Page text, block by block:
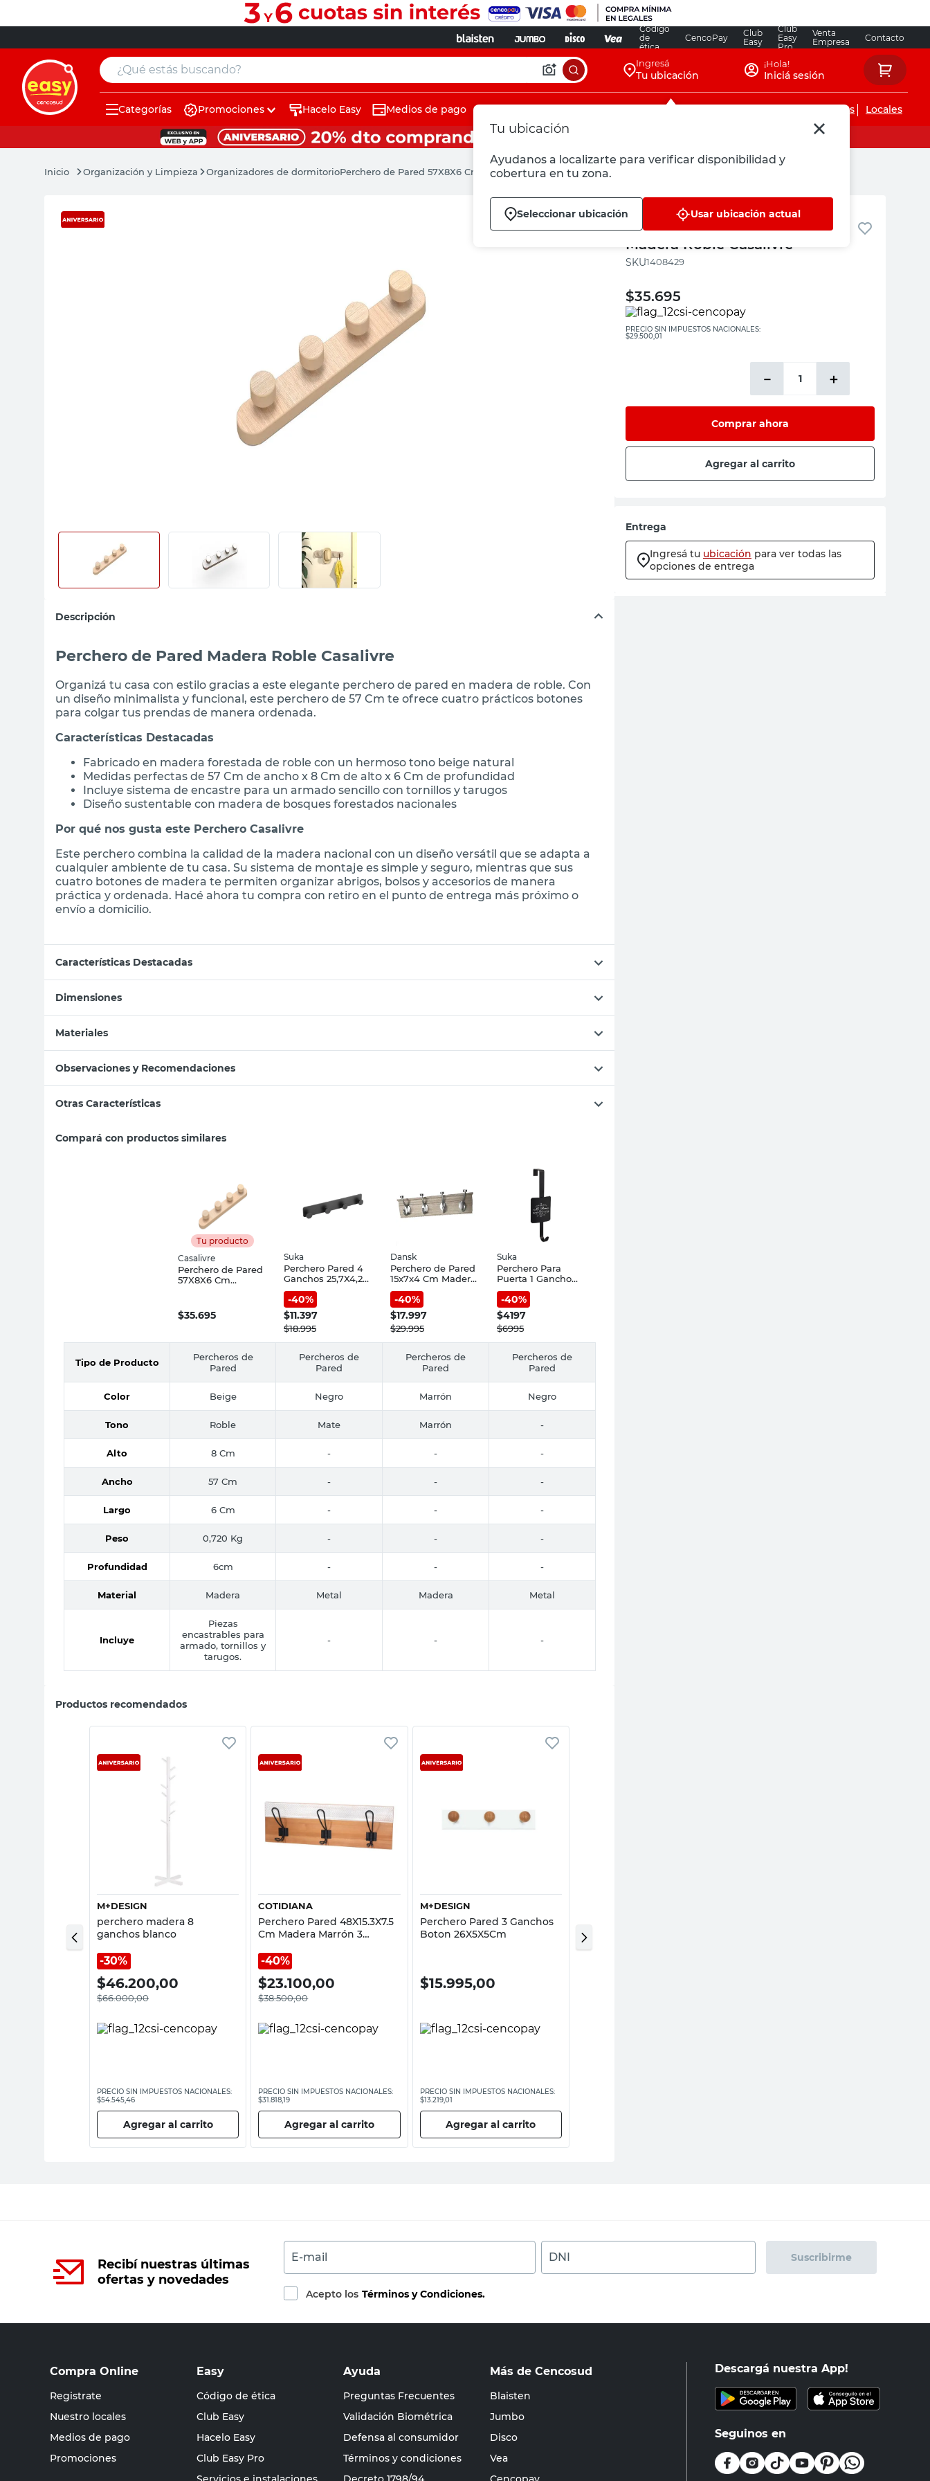
Código
de
ética
CencoPay
Club
Easy
Club
Easy
Pro
Venta
Empresa
Contacto
¿Qué estás buscando? Ingresá
Tu ubicación
Tu ubicación
Ayudanos a localizarte para verificar disponibilidad y
cobertura en tu zona.
Seleccionar ubicación Usar ubicación actual
¡Hola!
Iniciá sesión
Categorías Promociones Hacelo Easy Medios de pago Servicios de instalaciones Locales
Organización y Limpieza Organizadores de dormitorioPerchero de Pared 57X8X6 Cm Madera Roble Casalivre
Descripción
Perchero de Pared Madera Roble Casalivre
Organizá tu casa con estilo gracias a este elegante perchero de pared en madera de roble. Con
un diseño minimalista y funcional, este perchero de 57 Cm te ofrece cuatro prácticos botones
para colgar tus prendas de manera ordenada.
Características Destacadas
Fabricado en madera forestada de roble con un hermoso tono beige natural
Medidas perfectas de 57 Cm de ancho x 8 Cm de alto x 6 Cm de profundidad
Incluye sistema de encastre para un armado sencillo con tornillos y tarugos
Diseño sustentable con madera de bosques forestados nacionales
Por qué nos gusta este Perchero Casalivre
Este perchero combina la calidad de la madera nacional con un diseño versátil que se adapta a
cualquier ambiente de tu casa. Su sistema de montaje es simple y seguro, mientras que sus
cuatro botones de madera te permiten organizar abrigos, bolsos y accesorios de manera
práctica y ordenada. Hacé ahora tu compra con retiro en el punto de entrega más próximo o
envío a domicilio.
Características Destacadas
Dimensiones
Materiales
Observaciones y Recomendaciones
Otras Características
Compará con productos similares
Tu producto
Casalivre
Perchero de Pared
57X8X6 Cm
$35.695
Suka
Perchero Pared 4
Ganchos 25,7X4,2
Cm Metal Negro
Mate Suka
-40%
$11.397
$18.995
Dansk
Perchero de Pared
15x7x4 Cm Madera
Marrón 4 Ganchos
Dansk
-40%
$17.997
$29.995
Suka
Perchero Para
Puerta 1 Gancho
9x4,5x27 Cm Metal
Negro Zuka
-40%
$4197
$6995
Tipo de Producto
Percheros de
Pared
Percheros de
Pared
Percheros de
Pared
Percheros de
Pared
Color Beige Negro Marrón Negro
Tono Roble Mate Marrón -
Alto 8 Cm - - -
Ancho 57 Cm - - -
Largo 6 Cm - - -
Peso 0,720 Kg - - -
Profundidad 6cm - - -
Material Madera Metal Madera Metal
Incluye
Piezas
encastrables para
armado, tornillos y
tarugos.
- - -
Productos recomendados
M+DESIGN
perchero madera 8
ganchos blanco
30%
$46.200,00
$66.000,00
PRECIO SIN IMPUESTOS NACIONALES:
$54.545,46
Agregar al carrito
COTIDIANA
Perchero Pared 48X15.3X7.5
Cm Madera Marrón 3
40%
$23.100,00
$38.500,00
PRECIO SIN IMPUESTOS NACIONALES:
$31.818,19
Agregar al carrito
M+DESIGN
Perchero Pared 3 Ganchos
Boton 26X5X5Cm
$15.995,00
PRECIO SIN IMPUESTOS NACIONALES:
$13.219,01
Agregar al carrito
30X8 Cm Aluminio Gris
Dansk
Casalivre
Perchero de Pared 57X8X6 Cm
Madera Roble Casalivre
:1408429
$35.695
PRECIO SIN IMPUESTOS NACIONALES:
$29.500,01
＋
－
Comprar ahora
Agregar al carrito
Entrega
Ingresá tu ubicación para ver todas las
opciones de entrega
Recibí nuestras últimas
ofertas y novedades
E-mail DNI Suscribirme
Acepto los Términos y Condiciones.
Compra Online
Registrate
Nuestro locales
Medios de pago
Promociones
Easy
Código de ética
Club Easy
Hacelo Easy
Club Easy Pro
Ayuda
Preguntas Frecuentes
Validación Biométrica
Defensa al consumidor
Términos y condiciones
Más de Cencosud
Blaisten
Jumbo
Disco
Vea
Descargá nuestra App!
Seguinos en
muebles